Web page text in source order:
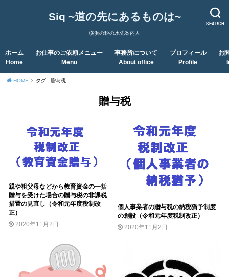
SEARCH
Siq ~道の先にあるものは~
横浜の税の水先案内人
ホーム
Home
お仕事のご依頼メニュー
Menu
事務所について
About office
プロフィール
Profile
お
HOME タグ : 贈与税
贈与税
親や祖父母などから教育資金の一括
贈与を受けた場合の贈与税の非課税
措置の見直し（令和元年度税制改
正）
2020年11月2日
個人事業者の贈与税の納税猶予制度
の創設（令和元年度税制改正）
2020年11月2日